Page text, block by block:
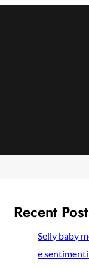
Recent
Selly baby
e sentimenti